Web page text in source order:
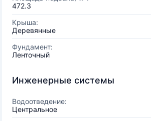
472.3
Крыша:
Деревянные
Фундамент:
Ленточный
Инженерные системы
Водоотведение:
Центральное